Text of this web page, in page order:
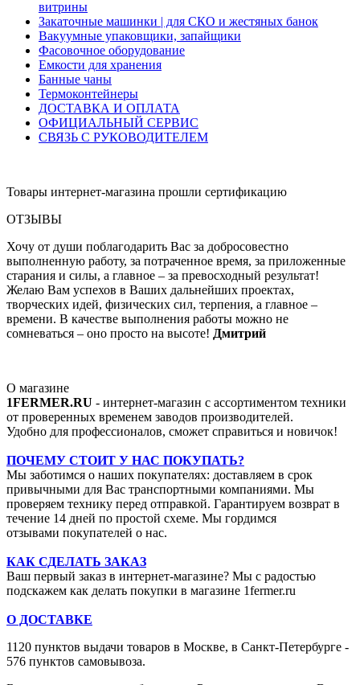
витрины
Закаточные машинки | для СКО и жестяных банок
Вакуумные упаковщики, запайщики
Фасовочное оборудование
Емкости для хранения
Банные чаны
Термоконтейнеры
ДОСТАВКА И ОПЛАТА
ОФИЦИАЛЬНЫЙ СЕРВИС
СВЯЗЬ С РУКОВОДИТЕЛЕМ
Товары интернет-магазина прошли сертификацию
ОТЗЫВЫ
Хочу от души поблагодарить Вас за добросовестно
выполненную работу, за потраченное время, за приложенные
старания и силы, а главное – за превосходный результат!
Желаю Вам успехов в Ваших дальнейших проектах,
творческих идей, физических сил, терпения, а главное –
времени. В качестве выполнения работы можно не
сомневаться – оно просто на высоте! Дмитрий
О магазине
1FERMER.RU - интернет-магазин с ассортиментом техники
от проверенных временем заводов производителей.
Удобно для профессионалов, сможет справиться и новичок!
ПОЧЕМУ СТОИТ У НАС ПОКУПАТЬ?
Мы заботимся о наших покупателях: доставляем в срок
привычными для Вас транспортными компаниями. Мы
проверяем технику перед отправкой. Гарантируем возврат в
течение 14 дней по простой схеме. Мы гордимся
отзывами покупателей о нас.
КАК СДЕЛАТЬ ЗАКАЗ
Ваш первый заказ в интернет-магазине? Мы с радостью
подскажем как делать покупки в магазине 1fermer.ru
О ДОСТАВКЕ
1120 пунктов выдачи товаров в Москве, в Санкт-Петербурге -
576 пунктов самовывоза.